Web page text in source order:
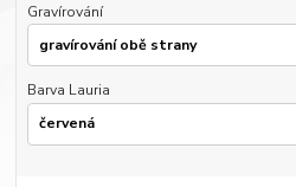
Gravírování
Barva Lauria